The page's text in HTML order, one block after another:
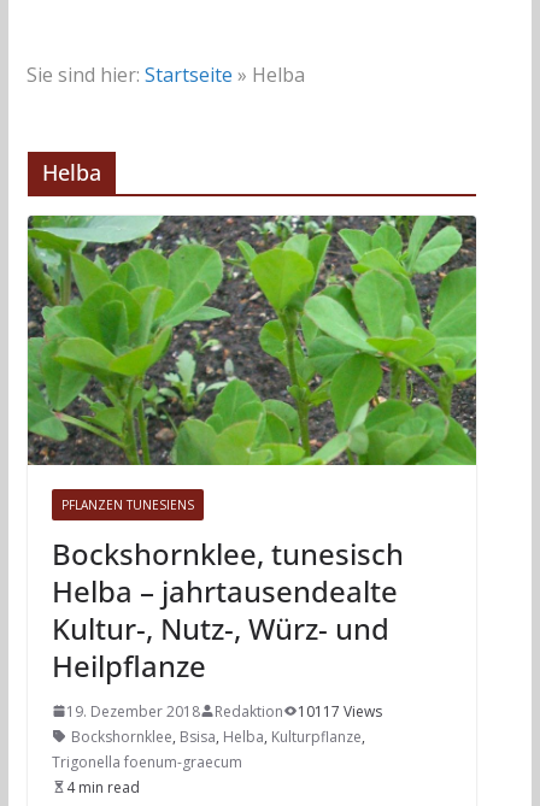
Sie sind hier: Startseite » Helba
Helba
PFLANZEN TUNESIENS
Bockshornklee, tunesisch
Helba – jahrtausendealte
Kultur-, Nutz-, Würz- und
Heilpflanze
19. Dezember 2018 Redaktion
10117 Views
Bockshornklee, Bsisa, Helba, Kulturpflanze,
Trigonella foenum-graecum
4 min read